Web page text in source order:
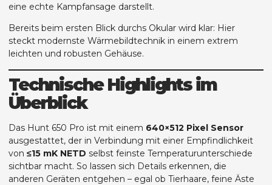
eine echte Kampfansage darstellt.
Bereits beim ersten Blick durchs Okular wird klar: Hier
steckt modernste Wärmebildtechnik in einem extrem
leichten und robusten Gehäuse.
Technische Highlights im
Überblick
Das Hunt 650 Pro ist mit einem 640×512 Pixel Sensor
ausgestattet, der in Verbindung mit einer Empfindlichkeit
von ≤15 mK NETD selbst feinste Temperaturunterschiede
sichtbar macht. So lassen sich Details erkennen, die
anderen Geräten entgehen – egal ob Tierhaare, feine Äste